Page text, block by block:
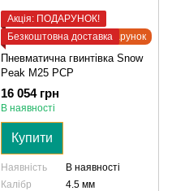
Подарунок
Акція: ПОДАРУНОК!
Безкоштовна доставка
Пневматична гвинтівка Snow
Peak M25 PCP
16 054 грн
В наявності
Купити
Наявність
В наявності
Калібр
4.5 мм